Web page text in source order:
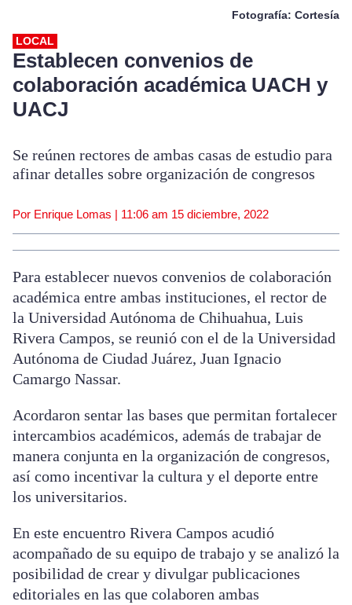
Fotografía: Cortesía
LOCAL
Establecen convenios de
colaboración académica UACH y
UACJ
Se reúnen rectores de ambas casas de estudio para
afinar detalles sobre organización de congresos
Por Enrique Lomas | 11:06 am 15 diciembre, 2022
Para establecer nuevos convenios de colaboración
académica entre ambas instituciones, el rector de
la Universidad Autónoma de Chihuahua, Luis
Rivera Campos, se reunió con el de la Universidad
Autónoma de Ciudad Juárez, Juan Ignacio
Camargo Nassar.
Acordaron sentar las bases que permitan fortalecer
intercambios académicos, además de trabajar de
manera conjunta en la organización de congresos,
así como incentivar la cultura y el deporte entre
los universitarios.
En este encuentro Rivera Campos acudió
acompañado de su equipo de trabajo y se analizó la
posibilidad de crear y divulgar publicaciones
editoriales en las que colaboren ambas